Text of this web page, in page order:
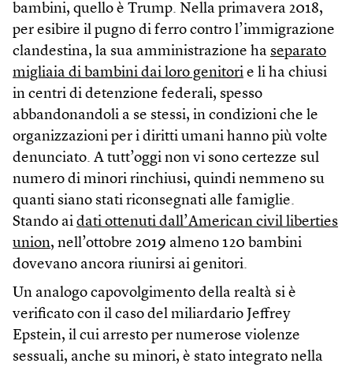
bambini, quello è Trump. Nella primavera 2018,
per esibire il pugno di ferro contro l’immigrazione
clandestina, la sua amministrazione ha separato
migliaia di bambini dai loro genitori e li ha chiusi
in centri di detenzione federali, spesso
abbandonandoli a se stessi, in condizioni che le
organizzazioni per i diritti umani hanno più volte
denunciato. A tutt’oggi non vi sono certezze sul
numero di minori rinchiusi, quindi nemmeno su
quanti siano stati riconsegnati alle famiglie.
Stando ai dati ottenuti dall’American civil liberties
union, nell’ottobre 2019 almeno 120 bambini
dovevano ancora riunirsi ai genitori.
Un analogo capovolgimento della realtà si è
verificato con il caso del miliardario Jeffrey
Epstein, il cui arresto per numerose violenze
sessuali, anche su minori, è stato integrato nella